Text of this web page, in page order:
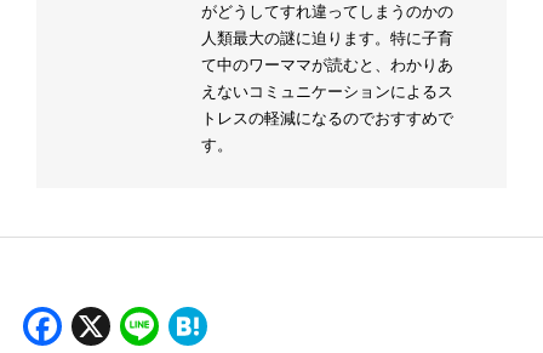
がどうしてすれ違ってしまうのかの
人類最大の謎に迫ります。特に子育
て中のワーママが読むと、わかりあ
えないコミュニケーションによるス
トレスの軽減になるのでおすすめで
す。
Facebook
X Line